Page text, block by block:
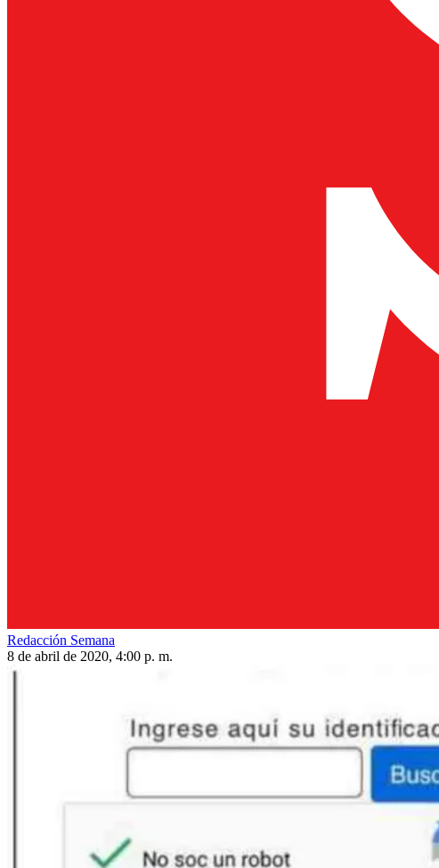
Redacción Semana
8 de abril de 2020, 4:00 p. m.